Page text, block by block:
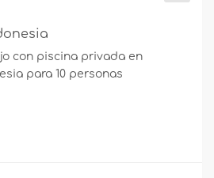
en
para 10 personas